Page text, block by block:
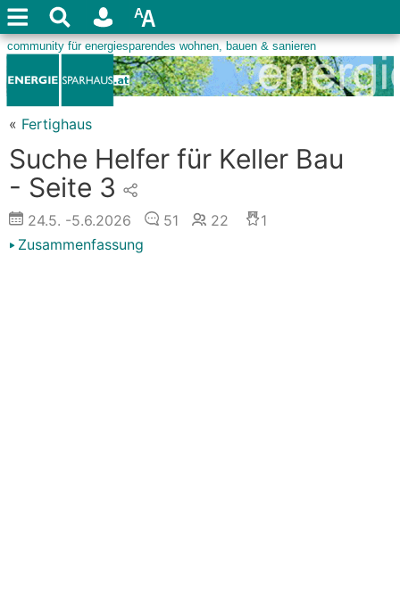
« Fertighaus
Suche Helfer für Keller Bau
- Seite 3
24.5. -5.6.2026 51 22
1
Zusammenfassung